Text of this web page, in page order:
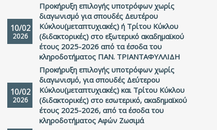
10/02
2026
Προκήρυξη επιλογής υποτρόφων χωρίς
διαγωνισμό για σπουδές Δευτέρου
Κύκλου(μεταπτυχιακές) ή Τρίτου Κύκλου
(διδακτορικές) στο εξωτερικό ακαδημαϊκού
έτους 2025-2026 από τα έσοδα του
κληροδοτήματος ΠΑΝ. ΤΡΙΑΝΤΑΦΥΛΛΙΔΗ
10/02
2026
Προκήρυξη επιλογής υποτρόφων χωρίς
διαγωνισμό, για σπουδές Δεύτερου
Κύκλου(μεταπτυχιακές) και Τρίτου Κύκλου
(διδακτορικές) στο εσωτερικό, ακαδημαϊκού
έτους 2025-2026, από τα έσοδα του
κληροδοτήματος Αφών Ζωσιμά